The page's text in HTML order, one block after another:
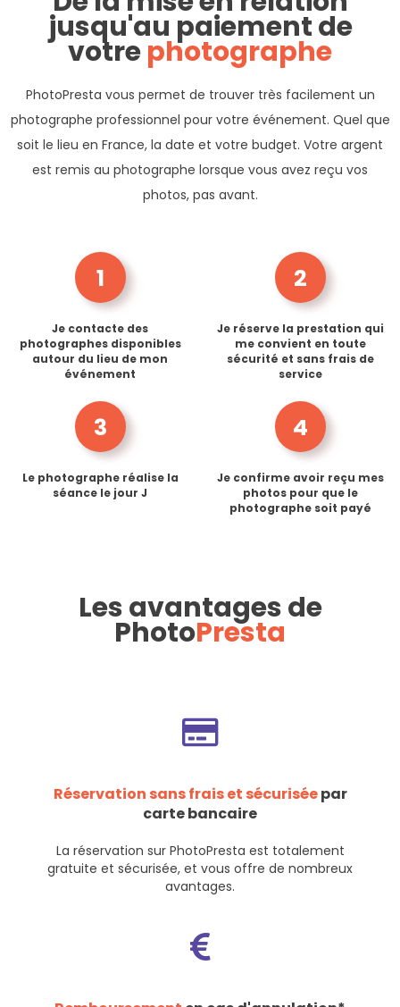
jusqu'au paiement de
votrephotographe
PhotoPresta vous permet de trouver très facilement un
photographe professionnel pour votre événement. Quel que
soit le lieu en France, la date et votre budget. Votre argent
est remis au photographe lorsque vous avez reçu vos
photos, pas avant.
1
Je contacte des
photographes disponibles
autour du lieu de mon
événement
2
Je réserve la prestation qui
me convient en toute
sécurité et sans frais de
service
3
Le photographe réalise la
séance le jour J
4
Je confirme avoir reçu mes
photos pour que le
photographe soit payé
Les avantages de
PhotoPresta
Réservation sans frais et sécuriséepar
carte bancaire
La réservation sur PhotoPresta est totalement
gratuite et sécurisée, et vous offre de nombreux
avantages.